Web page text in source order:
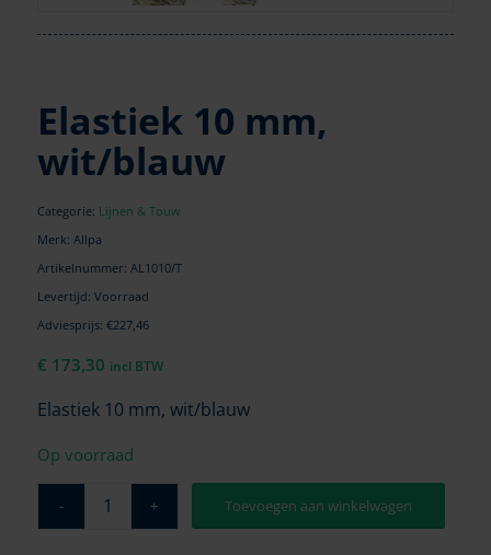
Elastiek 10 mm,
wit/blauw
Categorie: Lijnen & Touw
Merk: Allpa
Artikelnummer: AL1010/T
Levertijd: Voorraad
Adviesprijs: €227,46
€ 173,30 incl BTW
Elastiek 10 mm, wit/blauw
Op voorraad
Toevoegen aan winkelwagen